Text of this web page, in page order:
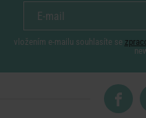
vložením e-mailu souhlasíte se